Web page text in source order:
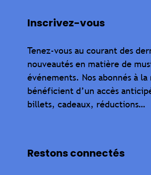
Inscrivez-vous
Tenez-vous au courant des
nouveautés en matière de
événements. Nos abonnés à
bénéficient d’un accès
billets, cadeaux, réductions…
Restons connectés